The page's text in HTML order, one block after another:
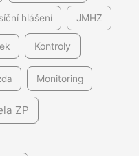
hlášení JMHZ
Kontroly
Monitoring
ZP